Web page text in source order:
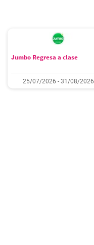
Jumbo Regresa a clase
25/07/2026 - 31/08/2026